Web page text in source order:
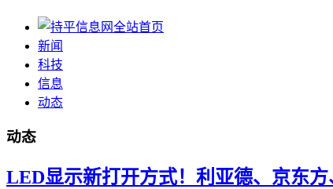
全站首页
新闻
科技
信息
动态
动态
LED显示新打开方式！利亚德、京东